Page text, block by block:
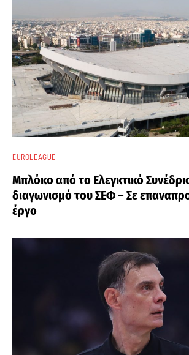
EUROLEAGUE
Μπλόκο από το Ελεγκτικό
διαγωνισμό του ΣΕΦ – Σε
έργο